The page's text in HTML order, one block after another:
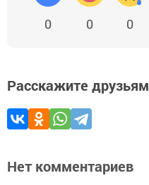
0 0 0
Расскажите друзьям
Нет комментариев